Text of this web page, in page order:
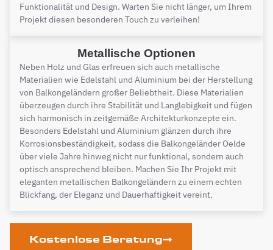
Funktionalität und Design. Warten Sie nicht länger, um Ihrem
Projekt diesen besonderen Touch zu verleihen!
Metallische Optionen
Neben Holz und Glas erfreuen sich auch metallische
Materialien wie Edelstahl und Aluminium bei der Herstellung
von Balkongeländern großer Beliebtheit. Diese Materialien
überzeugen durch ihre Stabilität und Langlebigkeit und fügen
sich harmonisch in zeitgemäße Architekturkonzepte ein.
Besonders Edelstahl und Aluminium glänzen durch ihre
Korrosionsbeständigkeit, sodass die Balkongeländer Oelde
über viele Jahre hinweg nicht nur funktional, sondern auch
optisch ansprechend bleiben. Machen Sie Ihr Projekt mit
eleganten metallischen Balkongeländern zu einem echten
Blickfang, der Eleganz und Dauerhaftigkeit vereint.
Kostenlose Beratung